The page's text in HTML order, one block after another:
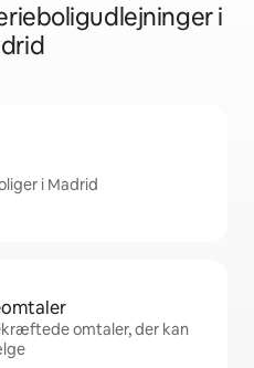
i
i Madrid
omtaler, der kan